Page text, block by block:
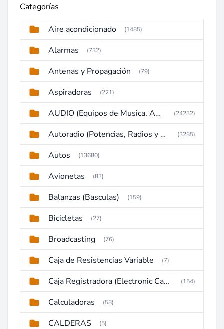
Categorías
Aire acondicionado (1485)
Alarmas (732)
Antenas y Propagación (79)
Aspiradoras (221)
AUDIO (Equipos de Musica, Amplificadores, Reproductores, Etc) (24232)
Autoradio (Potencias, Radios y DVD) (3285)
Autos (13680)
Avionetas (83)
Balanzas (Basculas) (159)
Bicicletas (27)
Broadcasting (76)
Caja de Resistencias Variable (7)
Caja Registradora (Electronic Cash Register) (154)
Calculadoras (58)
CALDERAS (5)